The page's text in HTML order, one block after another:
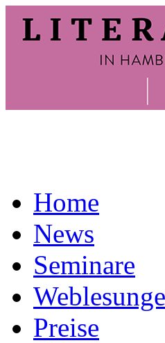
Home
News
Seminare
Preise